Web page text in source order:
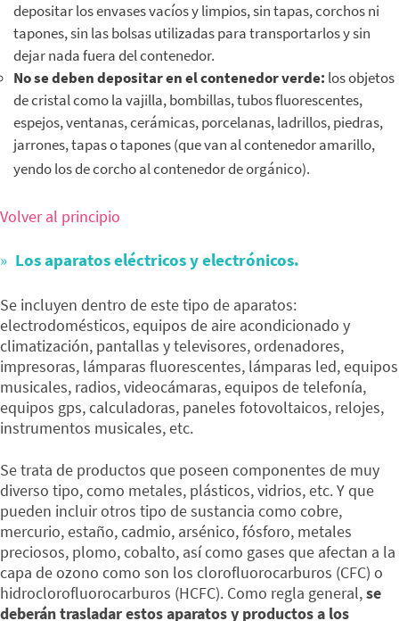
depositar los envases vacíos y limpios, sin tapas, corchos ni
tapones, sin las bolsas utilizadas para transportarlos y sin
dejar nada fuera del contenedor.
No se deben depositar en el contenedor verde: los objetos
de cristal como la vajilla, bombillas, tubos fluorescentes,
espejos, ventanas, cerámicas, porcelanas, ladrillos, piedras,
jarrones, tapas o tapones (que van al contenedor amarillo,
yendo los de corcho al contenedor de orgánico).
Volver al principio
Los aparatos eléctricos y electrónicos.
Se incluyen dentro de este tipo de aparatos:
electrodomésticos, equipos de aire acondicionado y
climatización, pantallas y televisores, ordenadores,
impresoras, lámparas fluorescentes, lámparas led, equipos
musicales, radios, videocámaras, equipos de telefonía,
equipos gps, calculadoras, paneles fotovoltaicos, relojes,
instrumentos musicales, etc.
Se trata de productos que poseen componentes de muy
diverso tipo, como metales, plásticos, vidrios, etc. Y que
pueden incluir otros tipo de sustancia como cobre,
mercurio, estaño, cadmio, arsénico, fósforo, metales
preciosos, plomo, cobalto, así como gases que afectan a la
capa de ozono como son los clorofluorocarburos (CFC) o
hidroclorofluorocarburos (HCFC). Como regla general,se
deberán trasladar estos aparatos y productos a los